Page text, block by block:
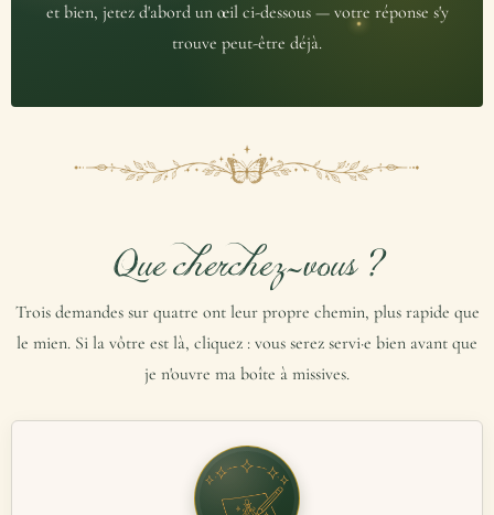
et bien, jetez d'abord un œil ci-dessous — votre réponse s'y
trouve peut-être déjà.
Que cherchez-vous ?
Trois demandes sur quatre ont leur propre chemin, plus rapide que
le mien. Si la vôtre est là, cliquez : vous serez servi·e bien avant que
je n'ouvre ma boîte à missives.